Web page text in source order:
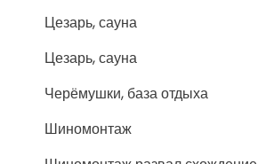
Цезарь, сауна
Цезарь, сауна
Черёмушки, база отдыха
Шиномонтаж